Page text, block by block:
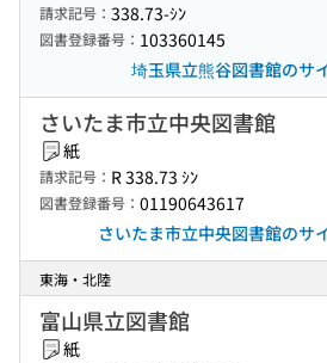
請求記号： 338.73-ｼﾝ
図書登録番号： 103360145
埼玉県立熊谷図書館のサ
さいたま市立中央図書館
紙
請求記号： R 338.73 ｼﾝ
図書登録番号： 01190643617
さいたま市立中央図書館のサ
東海・北陸
富山県立図書館
紙